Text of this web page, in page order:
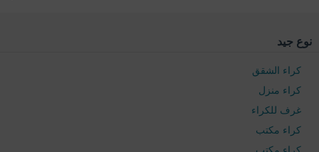
نوع جيد
كراء الشقق
كراء منزل
غرف للكراء
كراء مكتب